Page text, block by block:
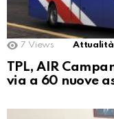
7 Views
TPL, AIR
via a 60 nuove